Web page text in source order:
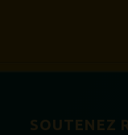
SOUTENEZ